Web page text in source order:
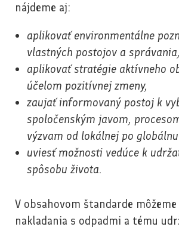
nájdeme aj:
aplikovať environmentálne
vlastných postojov a správania,
aplikovať stratégie aktívneho
účelom pozitívnej zmeny,
zaujať informovaný postoj k
spoločenským javom,
výzvam od lokálnej po
uviesť možnosti vedúce k
spôsobu života.
V obsahovom štandarde
nakladania s odpadmi a tému